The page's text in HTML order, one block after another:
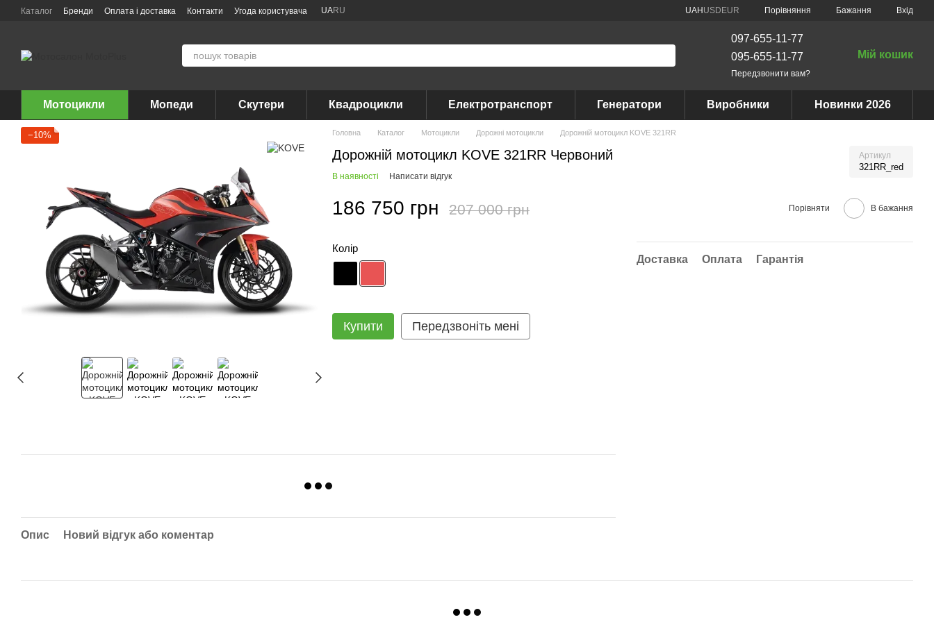
Перейти до основного контенту
Каталог Бренди Оплата і доставка Контакти Угода користувача UARU UAH USD EUR Порівняння Бажання Вхід
097-655-11-77
095-655-11-77
Передзвонити вам?
Мій кошик
Мотоцикли Мопеди Скутери Квадроцикли Електротранспорт Генератори Виробники Новинки 2026
−10% Головна Каталог Мотоцикли Дорожні мотоцикли Дорожній мотоцикл KOVE 321RR
Дорожній мотоцикл KOVE 321RR Червоний Артикул
321RR_red
В наявності Написати відгук
186 750 грн 207 000 грн Порівняти В бажання
Колір
Купити Передзвоніть мені
Доставка Оплата Гарантія
Опис Новий відгук або коментар